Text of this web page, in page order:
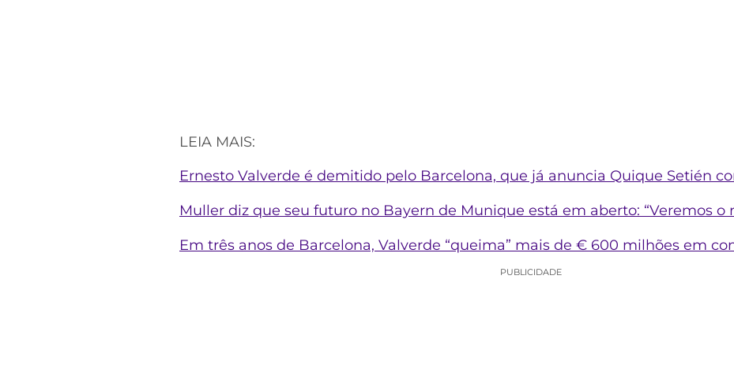
LEIA MAIS:
Ernesto Valverde é demitido pelo Barcelona, que já anuncia Quique Setién
Muller diz que seu futuro no Bayern de Munique está em aberto: “Veremos o
Em três anos de Barcelona, Valverde “queima” mais de € 600 milhões em
PUBLICIDADE